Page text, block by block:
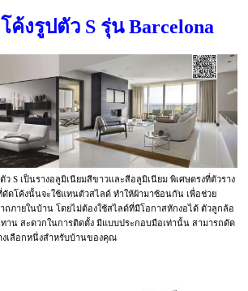
ค้งรูปตัว S รุ่น Barcelona
เป็นรางอลูมิเนียมสีขาวและสีอลูมิเนียม พิเศษตรงที่ตัวราง
ดโค้งนั้นจะใช้แทนตัวสไลด์ ทำให้ผ้ามาซ้อนกัน เพื่อช่วย
ถภายในบ้าน โดยไม่ต้องใช้สไลด์ที่มีโอกาสหักงอได้ ตัวลูกล้อ
าน สะดวกในการติดตั้ง มีแบบประกอบมือเท่านั้น สามารถดัด
งเลือกหนึ่งสำหรับบ้านของคุณ